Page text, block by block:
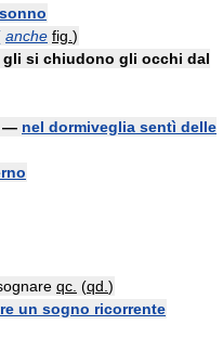
anche fig. )
si chiudono gli occhi dal
— nel dormiveglia sentì delle
qc. (qd. )
un sogno ricorrente